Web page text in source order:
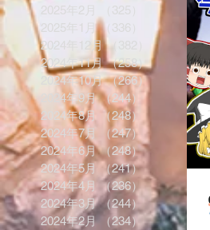
325件の記事
2025年1月 （336）
336件の記事
2024年12月 （382）
382件の記
2024年11月 （258） 258件の記
2024年10月 （266） 266件の記
2024年9月 （244）
244件の記事
2024年8月
（248）
248件の記事
2024年7月
（247） 247件の記事
2024年6月 （248）248件の記事
2024年5月 （241）241件の記事
2024年4月
（236）236件の記事
2024年3月 （244）244件の記事
2024年2月
（234） 234件の記事